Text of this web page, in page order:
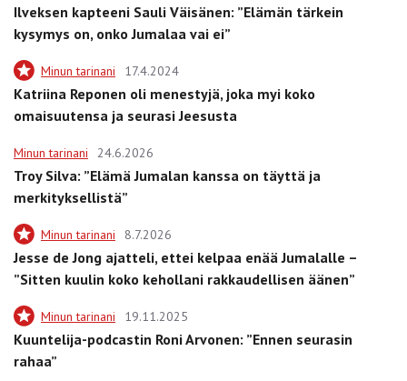
Ilveksen kapteeni Sauli Väisänen: ”Elämän tärkein
kysymys on, onko Jumalaa vai ei”
Minun tarinani 17.4.2024
Katriina Reponen oli menestyjä, joka myi koko
omaisuutensa ja seurasi Jeesusta
Minun tarinani 24.6.2026
Troy Silva: ”Elämä Jumalan kanssa on täyttä ja
merkityksellistä”
Minun tarinani 8.7.2026
Jesse de Jong ajatteli, ettei kelpaa enää Jumalalle –
”Sitten kuulin koko kehollani rakkaudellisen äänen”
Minun tarinani 19.11.2025
Kuuntelija-podcastin Roni Arvonen: ”Ennen seurasin
rahaa”